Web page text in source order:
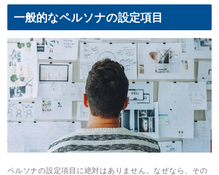
一般的なペルソナの設定項目
ペルソナの設定項目に絶対はありません。なぜなら、その